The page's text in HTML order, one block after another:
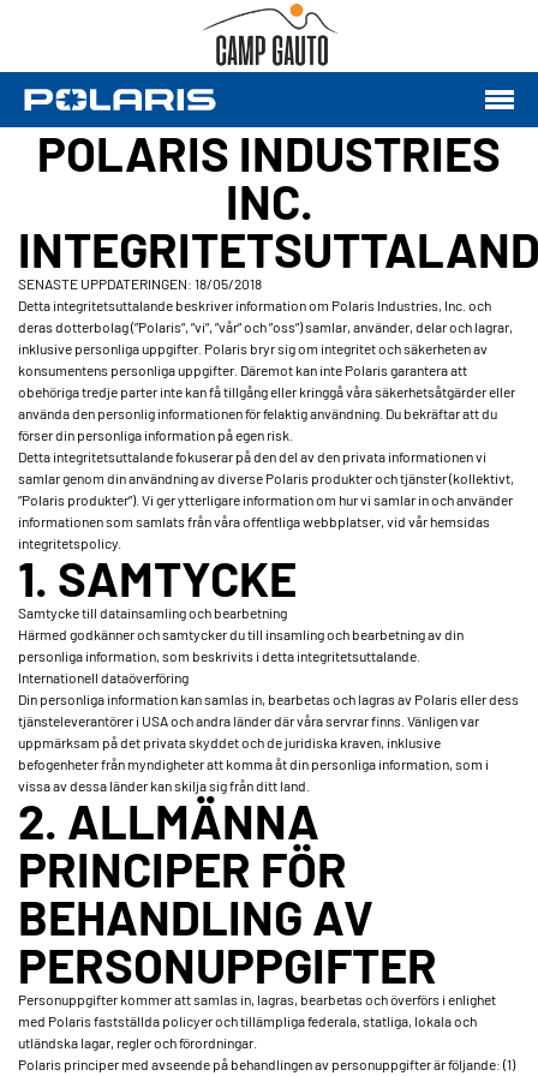
POLARIS INDUSTRIES
INC.
SENASTE UPPDATERINGEN: 18/05/2018
Detta integritetsuttalande beskriver information om Polaris Industries, Inc. och
deras dotterbolag (”Polaris”, ”vi”, ”vår” och ”oss”) samlar, använder, delar och lagrar,
inklusive personliga uppgifter. Polaris bryr sig om integritet och säkerheten av
konsumentens personliga uppgifter. Däremot kan inte Polaris garantera att
obehöriga tredje parter inte kan få tillgång eller kringgå våra säkerhetsåtgärder eller
använda den personlig informationen för felaktig användning. Du bekräftar att du
förser din personliga information på egen risk.
Detta integritetsuttalande fokuserar på den del av den privata informationen vi
samlar genom din användning av diverse Polaris produkter och tjänster (kollektivt,
”Polaris produkter”). Vi ger ytterligare information om hur vi samlar in och använder
informationen som samlats från våra offentliga webbplatser, vid vår hemsidas
integritetspolicy.
1. SAMTYCKE
Samtycke till datainsamling och bearbetning
Härmed godkänner och samtycker du till insamling och bearbetning av din
personliga information, som beskrivits i detta integritetsuttalande.
Internationell dataöverföring
Din personliga information kan samlas in, bearbetas och lagras av Polaris eller dess
tjänsteleverantörer i USA och andra länder där våra servrar finns. Vänligen var
uppmärksam på det privata skyddet och de juridiska kraven, inklusive
befogenheter från myndigheter att komma åt din personliga information, som i
vissa av dessa länder kan skilja sig från ditt land.
2. ALLMÄNNA
PRINCIPER FÖR
BEHANDLING AV
PERSONUPPGIFTER
Personuppgifter kommer att samlas in, lagras, bearbetas och överförs i enlighet
med Polaris fastställda policyer och tillämpliga federala, statliga, lokala och
utländska lagar, regler och förordningar.
Polaris principer med avseende på behandlingen av personuppgifter är följande: (1)